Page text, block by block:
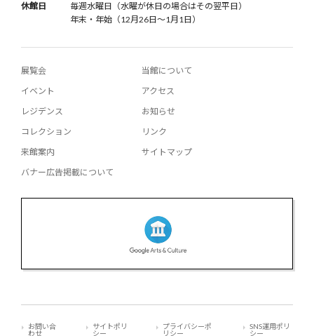
休館日
毎週水曜日（水曜が休日の場合はその翌平日）
年末・年始（12月26日〜1月1日）
展覧会
イベント
レジデンス
コレクション
来館案内
バナー広告掲載について
当館について
アクセス
お知らせ
リンク
サイトマップ
お問い合
わせ
サイトポリ
シー
プライバシーポ
リシー
SNS運用ポリ
シー